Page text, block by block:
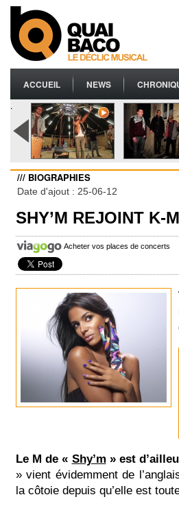
ACCUEIL NEWS
.
/// BIOGRAPHIES
Date d'ajout : 25-06-12
SHY’M REJOINT K-
Acheter vos places de concerts
Le M de « Shy’m » est
» vient évidemment de
la côtoie depuis qu’elle est